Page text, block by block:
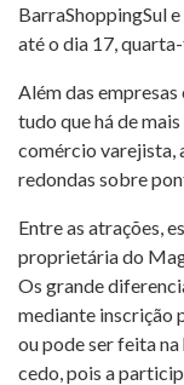
BarraShoppingSul
até o dia 17,
Além das
tudo que há de
comércio varejista,
redondas sobre
Entre as atrações,
proprietária do
Os grande
mediante inscrição
ou pode ser feita
cedo, pois a